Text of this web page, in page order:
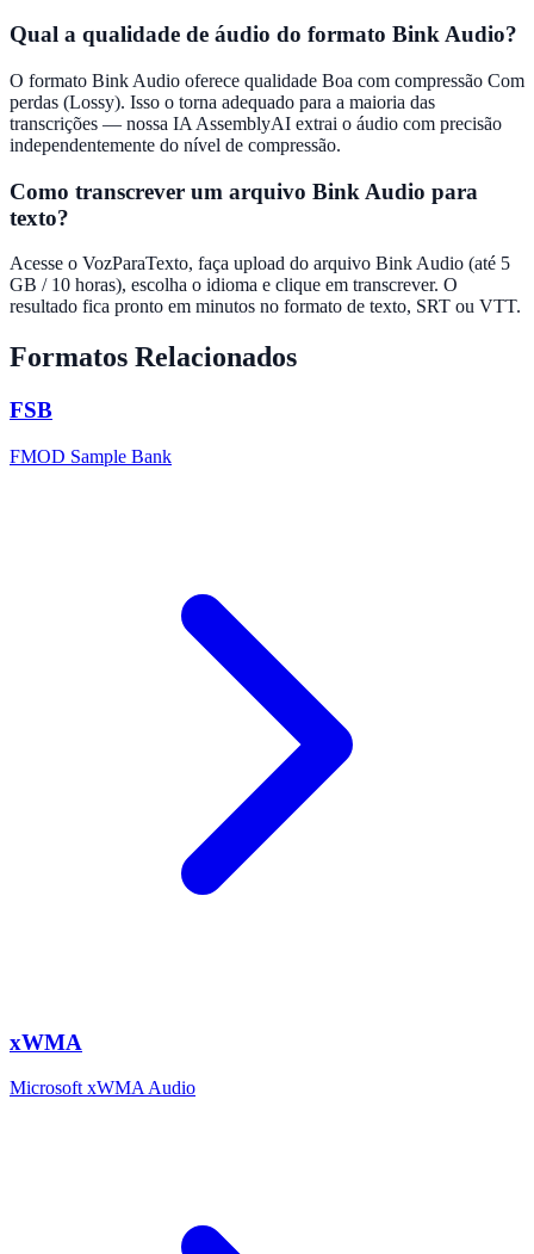
Qual a qualidade de áudio do formato Bink Audio?
O formato Bink Audio oferece qualidade Boa com compressão Com
perdas (Lossy). Isso o torna adequado para a maioria das
transcrições — nossa IA AssemblyAI extrai o áudio com precisão
independentemente do nível de compressão.
Como transcrever um arquivo Bink Audio para
texto?
Acesse o VozParaTexto, faça upload do arquivo Bink Audio (até 5
GB / 10 horas), escolha o idioma e clique em transcrever. O
resultado fica pronto em minutos no formato de texto, SRT ou VTT.
Formatos Relacionados
FSB
FMOD Sample Bank
xWMA
Microsoft xWMA Audio